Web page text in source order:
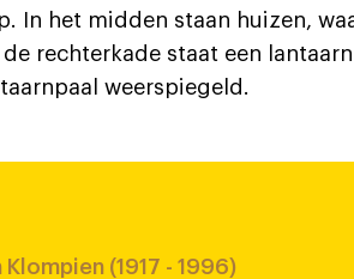
In het midden staan huizen,
rechterkade staat een
weerspiegeld.
Klompien (1917 - 1996)